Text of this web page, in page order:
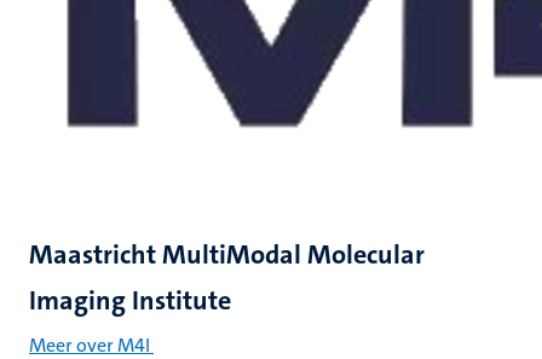
Maastricht MultiModal Molecular
Imaging Institute
Meer over M4I